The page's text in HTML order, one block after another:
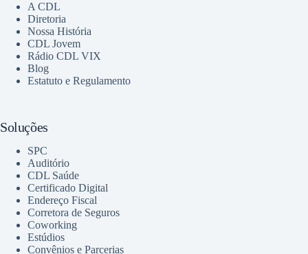
A CDL
Diretoria
Nossa História
CDL Jovem
Rádio CDL VIX
Blog
Estatuto e Regulamento
Soluções
SPC
Auditório
CDL Saúde
Certificado Digital
Endereço Fiscal
Corretora de Seguros
Coworking
Estúdios
Convênios e Parcerias